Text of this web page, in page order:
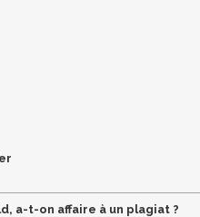
a-t-on affaire à un plagiat ?